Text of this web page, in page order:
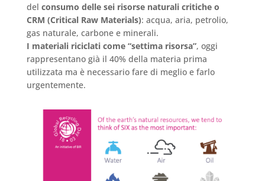
del consumo delle sei risorse naturali critiche o
CRM (Critical Raw Materials): acqua, aria, petrolio,
gas naturale, carbone e minerali.
I materiali riciclati come “settima risorsa”, oggi
rappresentano già il 40% della materia prima
utilizzata ma è necessario fare di meglio e farlo
urgentemente.